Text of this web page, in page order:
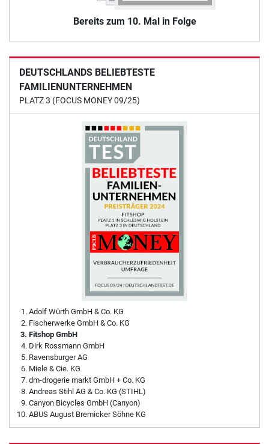
Bereits zum 10. Mal in Folge
DEUTSCHLANDS BELIEBTESTE
FAMILIENUNTERNEHMEN
PLATZ 3 (FOCUS MONEY 09/25)
Adolf Würth GmbH & Co. KG
Fischerwerke GmbH & Co. KG
Fitshop GmbH
Dirk Rossmann GmbH
Ravensburger AG
Miele & Cie. KG
dm-drogerie markt GmbH + Co. KG
Andreas Stihl AG & Co. KG (STIHL)
Canyon Bicycles GmbH (Canyon)
ABUS August Bremicker Söhne KG